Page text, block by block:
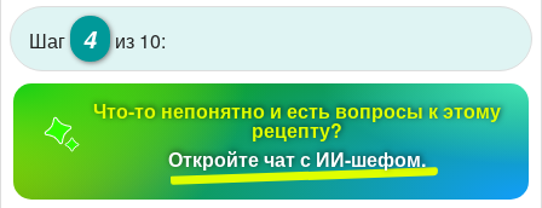
Шаг 4 из 10:
Что-то непонятно и есть вопросы к этому
рецепту?
Откройте чат с ИИ-шефом.